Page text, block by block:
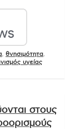
θνησιμότητα
υγείας
στους